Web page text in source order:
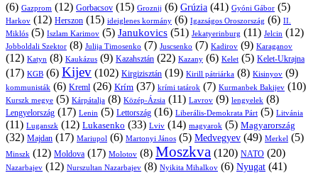
(6) Gazprom (12) Gorbacsov (15) Groznij (6) Grúzia (41) Gyóni Gábor (5)
Harkov (12) Herszon (15) ideiglenes kormány (6) Igazságos Oroszország (6) II.
Miklós (5) Iszlam Karimov (5) Janukovics (51) Jekatyerinburg (11) Jelcin (12)
Jobboldali Szektor (8) Julija Timosenko (7) Juscsenko (7) Kadirov (9) Karaganov
(12) Katyn (8) Kaukázus (9) Kazahsztán (22) Kazany (6) Kelet (5) Kelet-Ukrajna
(17) KGB (6) Kijev (102) Kirgizisztán (19) Kirill pátriárka (8) Kisinyov (9)
kommunisták (6) Kreml (26) Krím (37) krími tatárok (7) Kurmanbek Bakijev (10)
Kurszk megye (5) Kárpátalja (8) Közép-Ázsia (11) Lavrov (9) lengyelek (8)
Lengyelország (17) Lenin (5) Lettország (16) Liberális-Demokrata Párt (5) Litvánia
(11) Luganszk (12) Lukasenko (33) Lviv (14) magyarok (5) Magyarország
(32) Majdan (17) Mariupol (6) Martonyi János (5) Medvegyev (49) Merkel (5)
Minszk (12) Moldova (17) Molotov (8) Moszkva (120) NATO (20)
Nazarbajev (12) Nurszultan Nazarbajev (8) Nyikita Mihalkov (6) Nyugat (41)